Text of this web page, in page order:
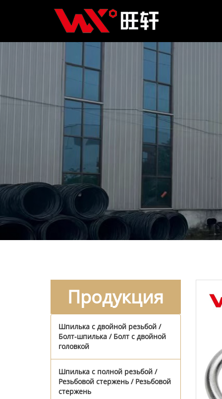
Продукция
Шпилька с двойной резьбой /
Болт-шпилька / Болт с двойной
головкой
Шпилька с полной резьбой /
Резьбовой стержень / Резьбовой
стержень